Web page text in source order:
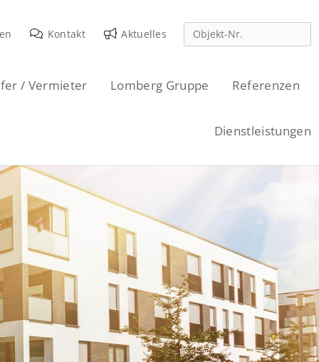
Kontakt Aktuelles
/ Vermieter Lomberg Gruppe Referenzen
Dienstleistungen